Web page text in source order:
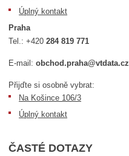
Úplný kontakt
Praha
Tel.:+420284 819 771
E-mail:obchod.praha@vtdata.cz
Přijďte si osobně vybrat:
Na Košince 106/3
Úplný kontakt
ČASTÉ DOTAZY